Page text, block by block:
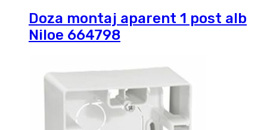
Doza montaj aparent 1 post alb
Niloe 664798